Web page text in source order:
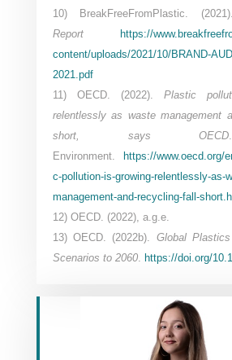
10) BreakFreeFromPlastic. (2021).
Report
https://
content/uploads/2021/10/BRAND-
2021.pdf
11) OECD. (2022).
Plastic
relentlessly as waste management
short, says OECD
Environment.
https://www.oecd.org/
c-pollution-is-growing-relentlessly-as-
management-and-recycling-fall-
12) OECD. (2022), a.g.e.
13) OECD. (2022b).
Global
Scenarios to 2060. https://doi.org/